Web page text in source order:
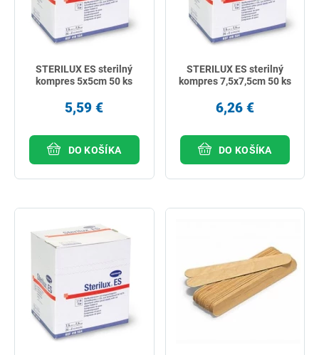
STERILUX ES sterilný
kompres 5x5cm 50 ks
5,59 €
DO KOŠÍKA
STERILUX ES sterilný
kompres 7,5x7,5cm 50 ks
6,26 €
DO KOŠÍKA